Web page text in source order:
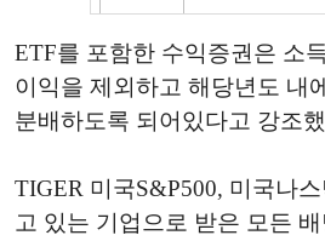
ETF를 포함한 수익증권은 소
이익을 제외하고 해당년도 내
분배하도록 되어있다고 강조
TIGER 미국S&P500, 미국나
고 있는 기업으로 받은 모든